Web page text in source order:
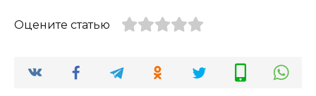
Оцените статью